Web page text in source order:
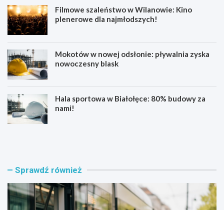
Filmowe szaleństwo w Wilanowie: Kino
plenerowe dla najmłodszych!
Mokotów w nowej odsłonie: pływalnia zyska
nowoczesny blask
Hala sportowa w Białołęce: 80% budowy za
nami!
B
t
y
r
K
s
a
w
n
Sprawdź również